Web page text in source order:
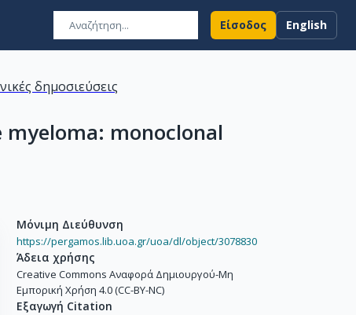
Είσοδος English
δημοσιεύσεις
monoclonal
Μόνιμη Διεύθυνση
https://pergamos.lib.uoa.gr/uoa/dl/object/3078830
Άδεια χρήσης
Creative Commons Αναφορά Δημιουργού-Μη
Εμπορική Χρήση 4.0 (CC-BY-NC)
Εξαγωγή Citation